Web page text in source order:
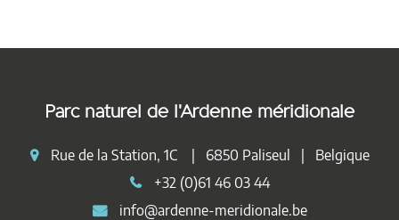
Parc naturel de l'Ardenne méridionale
Rue de la Station, 1C | 6850 Paliseul | Belgique
+32 (0)61 46 03 44
info@ardenne-meridionale.be